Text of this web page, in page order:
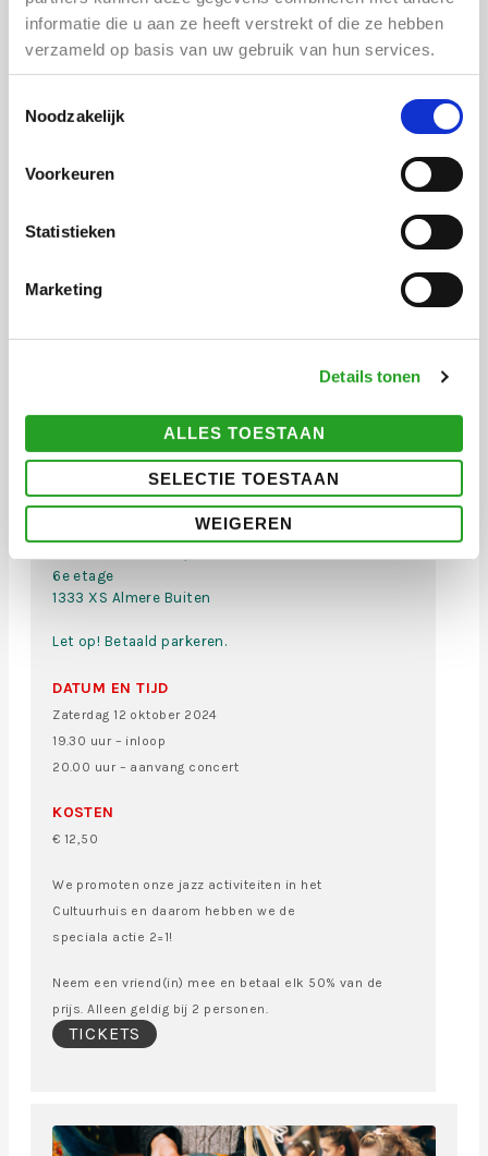
informatie die u aan ze heeft verstrekt of die ze hebben
verzameld op basis van uw gebruik van hun services.
Noodzakelijk
Voorkeuren
Statistieken
Marketing
Details tonen
ALLES TOESTAAN
SELECTIE TOESTAAN
WEIGEREN
Drummer Tim Hennekes is een van de meest
en heeft ondanks zijn jonge leeftijd een
o.a. met het Jazzorchestra van het
andere topmusici uit binnen en buitenland. Tim
Performance Gouden Slifje” en de “Keep an Eye
ADRES
Cultuurhuis Almere Buiten
Locatie:
6e etage
1333 XS Almere Buiten
Let op! Betaald parkeren.
DATUM EN TIJD
Zaterdag 12 oktober 2024
19.30 uur – inloop
20.00 uur – aanvang concert
KOSTEN
€ 12,50
We promoten onze jazz activiteiten in het
Cultuurhuis en daarom hebben we de
speciala actie 2=1!
Neem een vriend(in) mee en betaal elk 50% van de
prijs. Alleen geldig bij 2 personen.
TICKETS